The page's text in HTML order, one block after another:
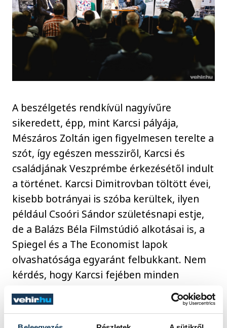
A beszélgetés rendkívül nagyívűre
sikeredett, épp, mint Karcsi pályája,
Mészáros Zoltán igen figyelmesen terelte a
szót, így egészen messziről, Karcsi és
családjának Veszprémbe érkezésétől indult
a történet. Karcsi Dimitrovban töltött évei,
kisebb botrányai is szóba kerültek, ilyen
például Csoóri Sándor születésnapi estje,
de a Balázs Béla Filmstúdió alkotásai is, a
Spiegel és a The Economist lapok
olvashatósága egyaránt felbukkant. Nem
kérdés, hogy Karcsi fejében minden
történet évre, hónapra, napra pontosan él.